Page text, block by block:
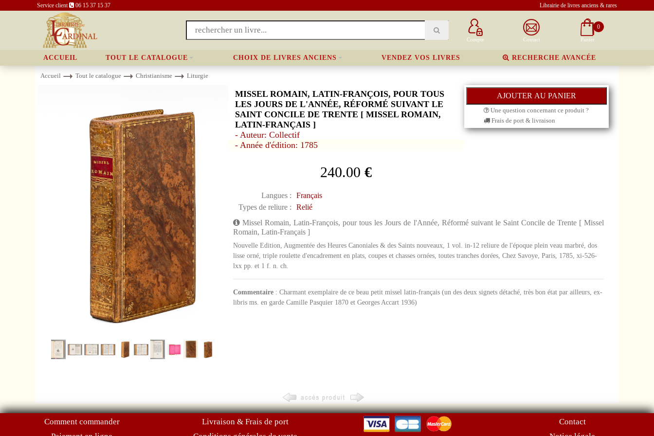
Service client 06 15 37 15 37 Librairie de livres anciens & rares
Compte Contact
0
Panier
ACCUEIL TOUT LE CATALOGUE CHOIX DE LIVRES ANCIENS VENDEZ VOS LIVRES RECHERCHE AVANCÉE
Accueil Tout le catalogue Christianisme Liturgie
MISSEL ROMAIN, LATIN-FRANÇOIS, POUR TOUS
LES JOURS DE L'ANNÉE, RÉFORMÉ SUIVANT LE
SAINT CONCILE DE TRENTE [ MISSEL ROMAIN,
LATIN-FRANÇAIS ]
- Auteur: Collectif
- Année d'édition: 1785
240.00 €
Langues :
Français
Types de reliure :
Relié
Une question concernant ce produit ?
Frais de port & livraison
Missel Romain, Latin-François, pour tous les Jours de l'Année, Réformé suivant le Saint Concile de Trente [ Missel
Romain, Latin-Français ]
Nouvelle Edition, Augmentée des Heures Canoniales & des Saints nouveaux, 1 vol. in-12 reliure de l'époque plein veau marbré, dos
lisse orné, triple roulette d'encadrement en plats, coupes et chasses ornées, toutes tranches dorées, Chez Savoye, Paris, 1785, xi-526-
lxx pp. et 1 f. n. ch.
Commentaire: Charmant exemplaire de ce beau petit missel latin-français (un des deux signets détaché, très bon état par ailleurs, ex-
libris ms. en garde Camille Pasquier 1870 et Georges Accart 1936)
Comment commander
Livraison & Frais de port
Contact